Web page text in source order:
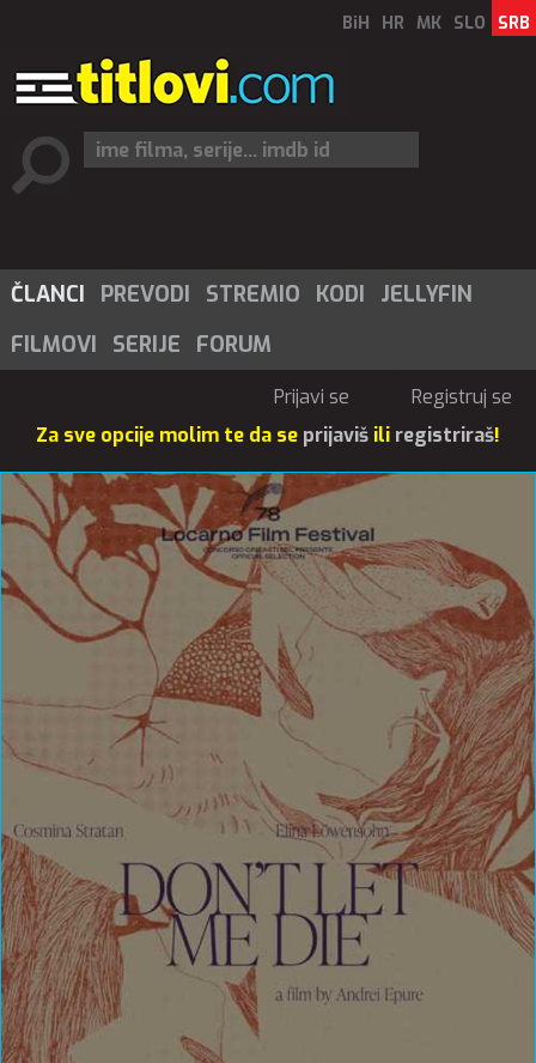
BiH HR MK SLO SRB
ČLANCI PREVODI STREMIO KODI
JELLYFIN
FILMOVI
SERIJE FORUM
Prijavi se
Registruj se
Za sve opcije molim te da se prijaviš ili registriraš!